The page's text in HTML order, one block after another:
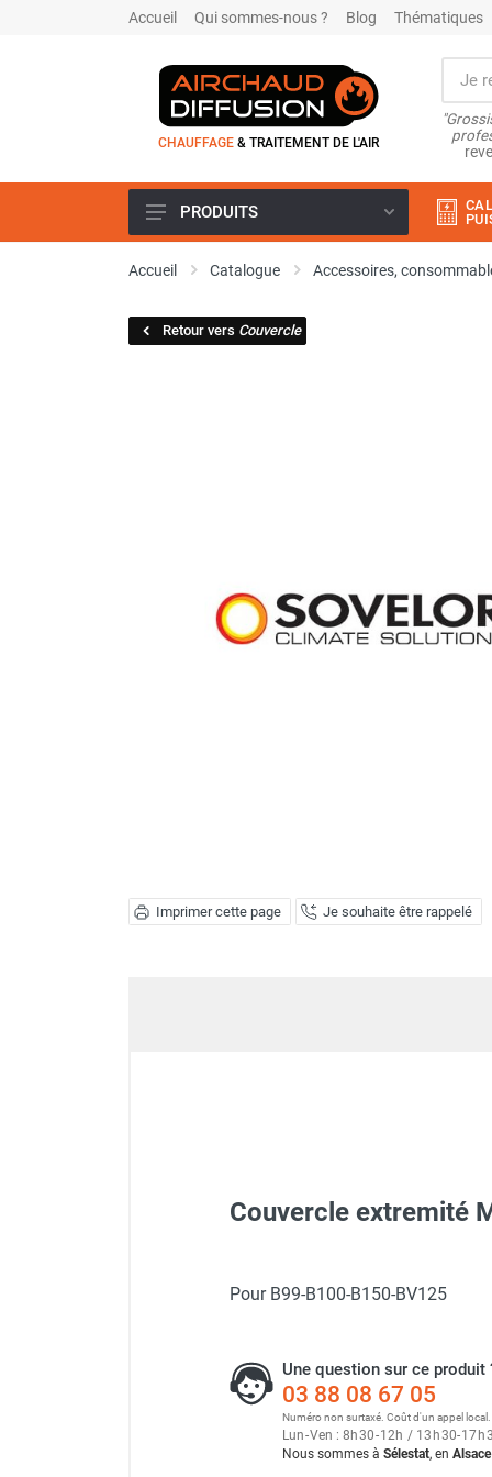
Accueil Qui sommes-nous ? Blog Thématiques
CHAUFFAGE & TRAITEMENT DE L'AIR
Climatiseur
Climatiseur mobile résidentiel et
Ventilateur / extracteur d'air mobile
Brasseur d'air
Ventilateur fixe
Extracteur d'air mural centrifuge
Caisson d'Extraction VMC tertiaire
professionnel
Déshumidificateur à adsorption /
PRODUITS
Accueil Catalogue Accessoires,
Retour vers Couvercle
Imprimer cette page Je souhaite être rappelé
Couvercle extremité
Pour B99-B100-B150-BV125
Une question sur ce produit
03 88 08 67 05
Numéro non surtaxé. Coût d'un appel local.
Lun-Ven : 8h30-12h / 13h30-17h
Nous sommes à Sélestat, en Alsace